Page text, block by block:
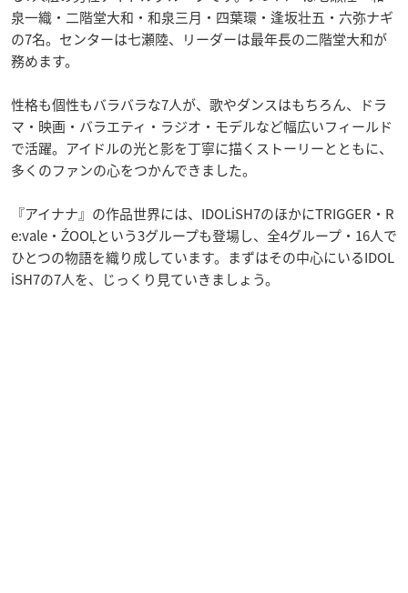
泉一織・二階堂大和・和泉三月・四葉環・逢坂壮五・六弥ナギ
の7名。センターは七瀬陸、リーダーは最年長の二階堂大和が
務めます。
性格も個性もバラバラな7人が、歌やダンスはもちろん、ドラ
マ・映画・バラエティ・ラジオ・モデルなど幅広いフィールド
で活躍。アイドルの光と影を丁寧に描くストーリーとともに、
多くのファンの心をつかんできました。
『アイナナ』の作品世界には、IDOLiSH7のほかにTRIGGER・R
e:vale・ŹOOĻという3グループも登場し、全4グループ・16人で
ひとつの物語を織り成しています。まずはその中心にいるIDOL
iSH7の7人を、じっくり見ていきましょう。